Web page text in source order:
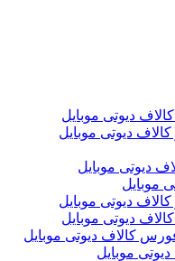
دیوتی موبایل
دیوتی موبایل
دیوتی موبایل
موبایل
دیوتی موبایل
دیوتی موبایل
کالاف دیوتی موبایل
موبایل